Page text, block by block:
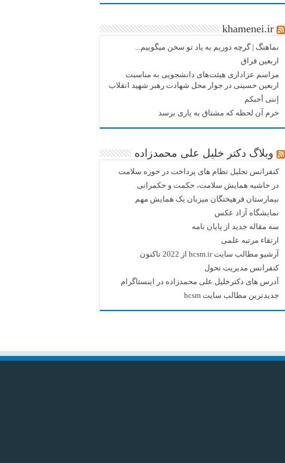
khamenei.ir
نماهنگ |‌ گرچه دوریم به یاد تو سخن میگوییم...
اربعین فراق
مراسم عزاداری هیئت‌های دانشجویی به مناسبت
اربعین حسینی در جوار محل شهادت رهبر شهید انقلاب
إننی أحبکم
خرم آن لحظه که مشتاق به یاری برسد
وبلاگ دکتر خلیل علی محمدزاده
کنفرانس تحلیل نظام های پرداخت در حوزه سلامت
در حاشیه همایش سلامت، حکمت و حکمرانی
بیمارستان فرهیختگان میزبان یک همایش مهم
نمایشگاه آزاد عکس
سه مقاله جدید از پایان نامه
ارتقاء مرتبه علمی
آرشیو مطالب سایت hcsm.ir از 2022 تاکنون
کنفرانس مدیریت تحول
آدرس های دکترخلیل علی محمدزاده در اینستاگرام
جدیدترین مطالب سایت hcsm